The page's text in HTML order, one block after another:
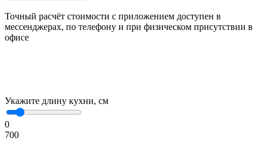
Точный расчёт стоимости с приложением доступен в
мессенджерах, по телефону и при физическом присутствии в
офисе
Укажите длину кухни, см
0
700